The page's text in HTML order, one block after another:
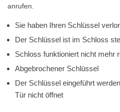
anrufen.
Sie haben Ihren Schlüssel
Der Schlüssel ist im Schloss
Schloss funktioniert nicht mehr
Abgebrochener Schlüssel
Der Schlüssel eingeführt
Tür nicht öffnet